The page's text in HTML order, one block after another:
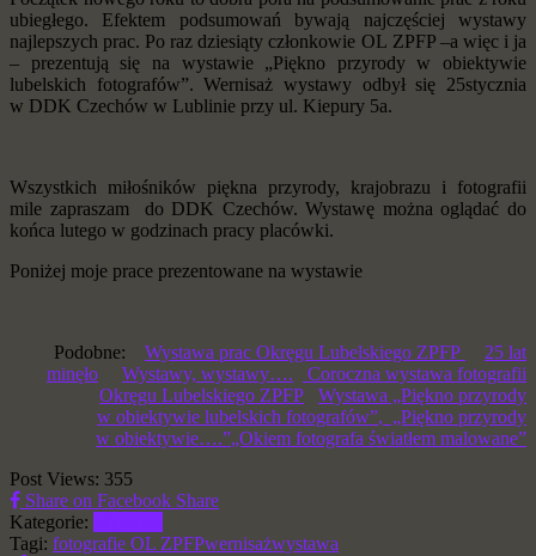
ubiegłego. Efektem podsumowań bywają najczęściej wystawy
najlepszych prac. Po raz dziesiąty członkowie OL ZPFP –a więc i ja
– prezentują się na wystawie „Piękno przyrody w obiektywie
lubelskich fotografów”. Wernisaż wystawy odbył się 25stycznia
w DDK Czechów w Lublinie przy ul. Kiepury 5a.
Wszystkich miłośników piękna przyrody, krajobrazu i fotografii
mile zapraszam do DDK Czechów. Wystawę można oglądać do
końca lutego w godzinach pracy placówki.
Poniżej moje prace prezentowane na wystawie
Podobne: Wystawa prac Okręgu Lubelskiego ZPFP
25 lat
minęło
Wystawy, wystawy….
Coroczna wystawa fotografii
Okręgu Lubelskiego ZPFP
Wystawa „Piękno przyrody
w obiektywie lubelskich fotografów”, „Piękno przyrody
w obiektywie….”„Okiem fotografa światłem malowane”
Post Views: 355
Share on Facebook Share
Kategorie:
Tagi: fotografie OL ZPFPwernisażwystawa